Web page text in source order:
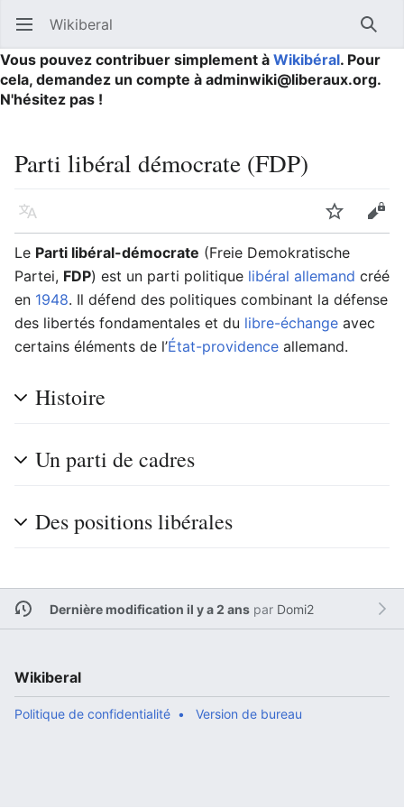
Ouvrir le menu principal Wikiberal
Vous pouvez contribuer simplement à Wikibéral. Pour
cela, demandez un compte à adminwiki@liberaux.org.
N'hésitez pas !
Parti libéral démocrate (FDP)
Langue Suivre
Le Parti libéral-démocrate (Freie Demokratische
Partei, FDP) est un parti politique libéral allemand créé
en 1948. Il défend des politiques combinant la défense
des libertés fondamentales et du libre-échange avec
certains éléments de l’État-providence allemand.
Histoire
Un parti de cadres
Des positions libérales
Dernière modification il y a 2 anspar Domi2
Wikiberal
Politique de confidentialité Version de bureau